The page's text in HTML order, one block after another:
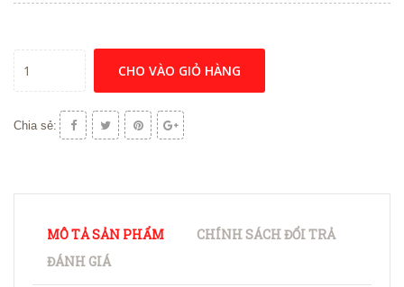
CHO VÀO GIỎ HÀNG
Chia sẻ:
MÔ TẢ SẢN PHẨM
CHÍNH SÁCH ĐỔI TRẢ
ĐÁNH GIÁ